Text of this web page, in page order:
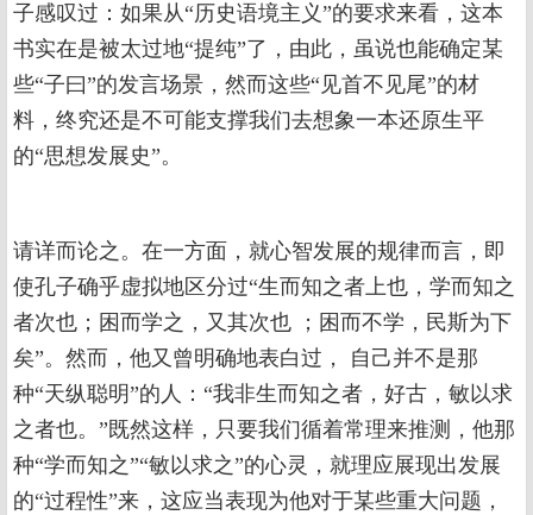
子感叹过：如果从“历史语境主义”的要求来看，这本
书实在是被太过地“提纯”了，由此，虽说也能确定某
些“子曰”的发言场景，然而这些“见首不见尾”的材
料，终究还是不可能支撑我们去想象一本还原生平
的“思想发展史”。
请详而论之。在一方面，就心智发展的规律而言，即
使孔子确乎虚拟地区分过“生而知之者上也，学而知之
者次也；困而学之，又其次也 ；困而不学，民斯为下
矣”。然而，他又曾明确地表白过， 自己并不是那
种“天纵聪明”的人：“我非生而知之者，好古，敏以求
之者也。”既然这样，只要我们循着常理来推测，他那
种“学而知之”“敏以求之”的心灵，就理应展现出发展
的“过程性”来，这应当表现为他对于某些重大问题，